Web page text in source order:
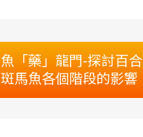
魚「藥」龍門-探討百
斑馬魚各個階段的影響